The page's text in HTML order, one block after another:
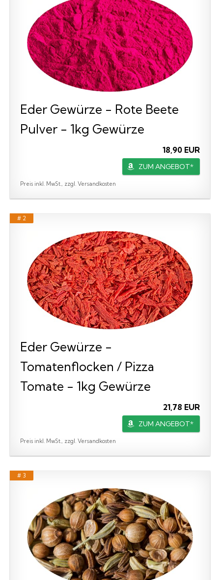
Eder Gewürze - Rote Beete
Pulver - 1kg Gewürze
18,90 EUR
ZUM ANGEBOT*
Preis inkl. MwSt., zzgl. Versandkosten
# 2
Eder Gewürze -
Tomatenflocken / Pizza
Tomate - 1kg Gewürze
21,78 EUR
ZUM ANGEBOT*
Preis inkl. MwSt., zzgl. Versandkosten
# 3